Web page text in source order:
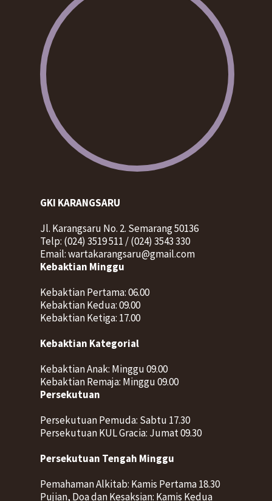
GKI KARANGSARU
Jl. Karangsaru No. 2. Semarang 50136
Telp: (024) 3519 511 / (024) 3543 330
Email: wartakarangsaru@gmail.com
Kebaktian Minggu
Kebaktian Pertama: 06.00
Kebaktian Kedua: 09.00
Kebaktian Ketiga: 17.00
Kebaktian Kategorial
Kebaktian Anak: Minggu 09.00
Kebaktian Remaja: Minggu 09.00
Persekutuan
Persekutuan Pemuda: Sabtu 17.30
Persekutuan KUL Gracia: Jumat 09.30
Persekutuan Tengah Minggu
Pemahaman Alkitab: Kamis Pertama 18.30
Pujian, Doa dan Kesaksian: Kamis Kedua